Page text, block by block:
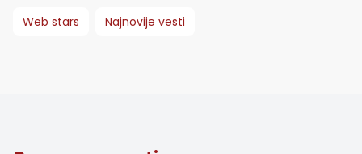
Web stars Najnovije vesti